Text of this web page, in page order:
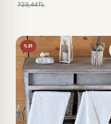
723,44TL
%21